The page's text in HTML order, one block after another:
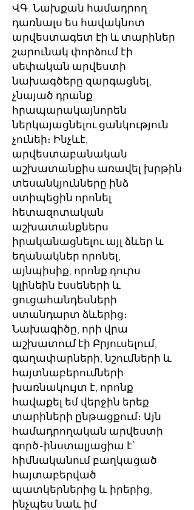
ՎԳ. Նախքան համադրող
դառնալս ես հավակնոտ
արվեստագետ էի և տարիներ
շարունակ փորձում էի
սեփական արվեստի
նախագծերը զարգացնել,
չնայած դրանք
հրապարակայնորեն
ներկայացնելու ցանկություն
չունեի։ Ինչևէ,
արվեստաբանական
աշխատանքիս առավել խրթին
տեսանկյունները ինձ
ստիպեցին որոնել
հետազոտական
աշխատանքներս
իրականացնելու այլ ձևեր և
եղանակներ որոնել,
այնպիսիք, որոնք դուրս
կլինեին էսսեների և
ցուցահանդեսների
ստանդարտ ձևերից։
Նախագիծը, որի վրա
աշխատում էի Բրյուսելում,
գաղափարների, նշումների և
հայտնաբերումների
խառնակույտ է, որոնք
հավաքել եմ վերջին երեք
տարիների ընթացքում։ Այն
համադրողական արվեստի
գործ-ինստալյացիա է՝
հիմնականում բաղկացած
հայտաբերված
պատկերներից և իրերից,
ինչպես նաև իմ